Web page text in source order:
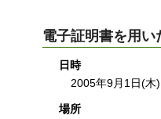
電子証明書を用
日時
2005年9月1日(木
場所